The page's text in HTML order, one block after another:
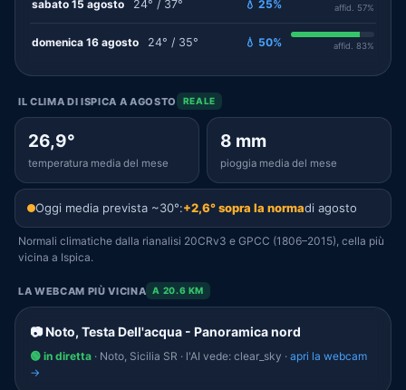
sabato 15 agosto 24° / 37° 💧 25% affid. 57%
domenica 16 agosto 24° / 35° 💧 50% affid. 83%
IL CLIMA DI ISPICA A AGOSTO REALE
26,9°
temperatura media del mese
8 mm
pioggia media del mese
Oggi media prevista ~30°:+2,6° sopra la normadi agosto
Normali climatiche dalla rianalisi 20CRv3 e GPCC (1806–2015), cella più
vicina a Ispica.
LA WEBCAM PIÙ VICINA A 20.6 KM
📷 Noto, Testa Dell'acqua - Panoramica nord
🟢 in diretta · Noto, Sicilia SR · l'AI vede: clear_sky · apri la webcam
→